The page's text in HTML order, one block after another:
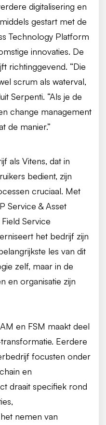
digitalisering en
gestart met de
Technology Platform
innovaties. De
richtinggevend. “Die
scrum als waterval,
Serpenti. “Als je de
change management
de manier.”
als Vitens, dat in
bedient, zijn
cruciaal. Met
Service & Asset
Service
het bedrijf zijn
les van dit
zelf, maar in de
en organisatie zijn
en FSM maakt deel
Eerdere
focusten onder
en
draait specifiek rond
nemen van